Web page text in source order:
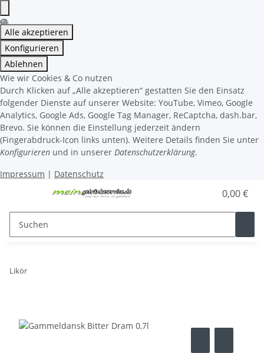
Alle akzeptieren
Konfigurieren
Ablehnen
Wie wir Cookies & Co nutzen
Durch Klicken auf „Alle akzeptieren“ gestatten Sie den Einsatz
folgender Dienste auf unserer Website: YouTube, Vimeo, Google
Analytics, Google Ads, Google Tag Manager, ReCaptcha, dash.bar,
Brevo. Sie können die Einstellung jederzeit ändern
(Fingerabdruck-Icon links unten). Weitere Details finden Sie unter
Konfigurieren und in unserer Datenschutzerklärung.
Impressum | Datenschutz
0,00 €
Likör